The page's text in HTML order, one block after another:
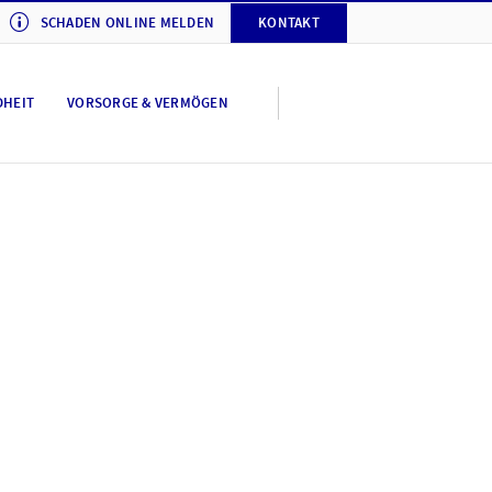
SCHADEN ONLINE MELDEN KONTAKT
VORSORGE & VERMÖGEN